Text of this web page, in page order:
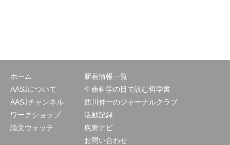
ホーム
AASJについて
AASJチャンネル
ワークショップ
論文ウォッチ
新着情報一覧
生命科学の目で読む哲学書
西川伸一のジャーナルクラブ
活動記録
疾患ナビ
お問い合わせ